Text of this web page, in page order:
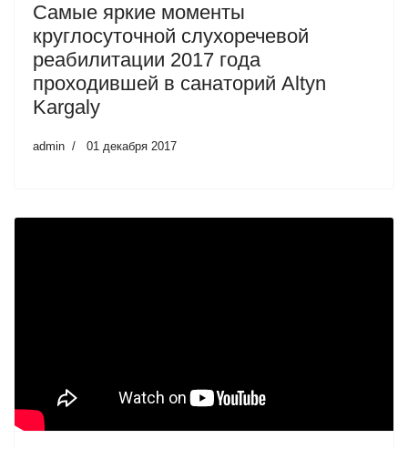
Самые яркие моменты
круглосуточной слухоречевой
реабилитации 2017 года
проходившей в санаторий Altyn
Kargaly
admin 01 декабря 2017